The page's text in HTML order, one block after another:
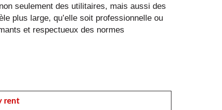
seulement des utilitaires, mais aussi des
plus large, qu’elle soit professionnelle ou
et respectueux des normes
rent